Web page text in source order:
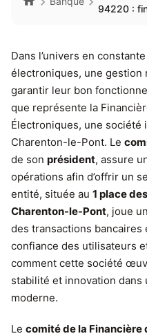
94220 :
Dans l’univers en
électroniques, une gestion
garantir leur bon
que représente la
Électroniques, une
Charenton-le-Pont. Le
de son président, assure
opérations afin d’offrir un
entité, située au 1 place
Charenton-le-Pont, joue
des transactions
confiance des utilisateurs
comment cette société
stabilité et innovation dans
moderne.
Le comité de la Financière